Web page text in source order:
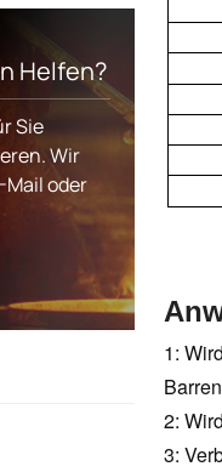
Helfen?
Sie
Wir
Mail oder
1:
2:
3: